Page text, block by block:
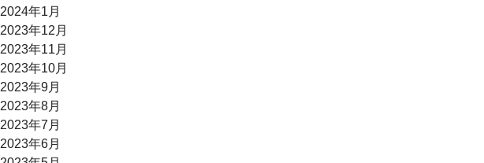
2024年1月
2023年12月
2023年11月
2023年10月
2023年9月
2023年8月
2023年7月
2023年6月